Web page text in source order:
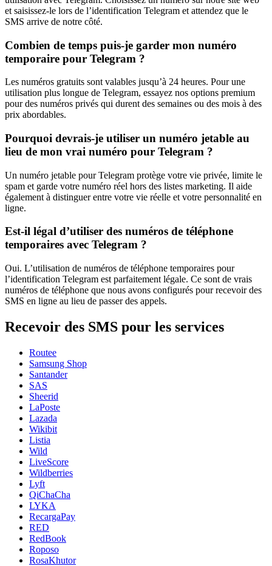
et saisissez-le lors de l’identification Telegram et attendez que le
SMS arrive de notre côté.
Combien de temps puis-je garder mon numéro
temporaire pour Telegram ?
Les numéros gratuits sont valables jusqu’à 24 heures. Pour une
utilisation plus longue de Telegram, essayez nos options premium
pour des numéros privés qui durent des semaines ou des mois à des
prix abordables.
Pourquoi devrais-je utiliser un numéro jetable au
lieu de mon vrai numéro pour Telegram ?
Un numéro jetable pour Telegram protège votre vie privée, limite le
spam et garde votre numéro réel hors des listes marketing. Il aide
également à distinguer entre votre vie réelle et votre personnalité en
ligne.
Est-il légal d’utiliser des numéros de téléphone
temporaires avec Telegram ?
Oui. L’utilisation de numéros de téléphone temporaires pour
l’identification Telegram est parfaitement légale. Ce sont de vrais
numéros de téléphone que nous avons configurés pour recevoir des
SMS en ligne au lieu de passer des appels.
Recevoir des SMS pour les services
Routee
Samsung Shop
Santander
SAS
Sheerid
LaPoste
Lazada
Wikibit
Listia
Wild
LiveScore
Wildberries
Lyft
QiChaCha
LYKA
RecargaPay
RED
RedBook
Roposo
RosaKhutor